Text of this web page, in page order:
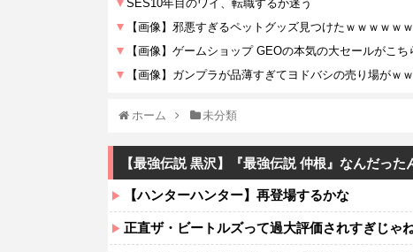
ホーム 未分類
【最強伝説 黒沢】『最強伝説 仲根』なんだっ
【ハンターハンター】再登場するかな
正直ザ・ビートルズって過大評価されすぎじゃ